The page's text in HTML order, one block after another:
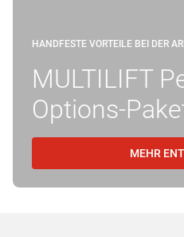
HANDFESTE VORTEILE BEI DER
MULTILIFT
Options-
MEHR